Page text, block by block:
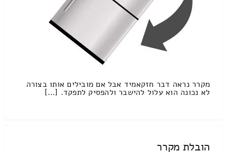
מקרר נראה דבר חזקאמיד אבל אם מובילים אותו בצורה
לא נכונה הוא עלול להישבר ולהפסיק לתפקד. […]
הובלת מקרר